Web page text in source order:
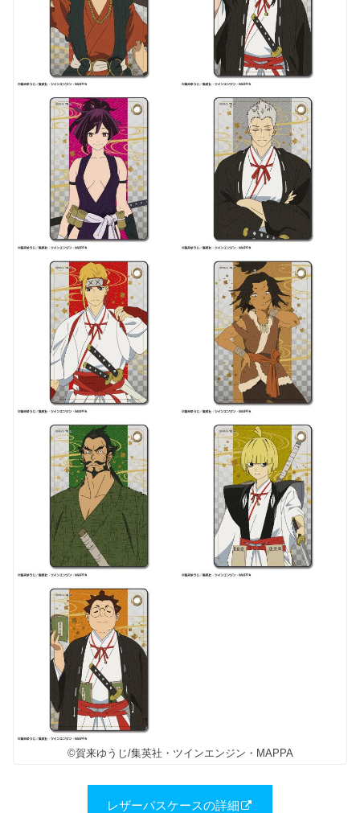
©賀来ゆうじ/集英社・ツインエンジン・MAPPA
レザーパスケースの詳細